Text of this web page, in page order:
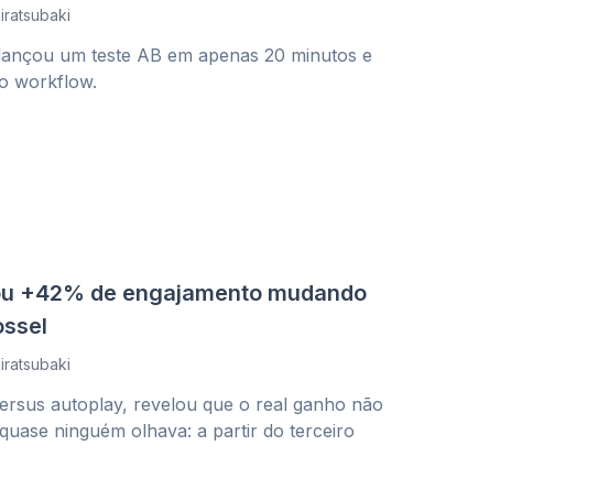
um teste AB em apenas 20 minutos e
workflow.
+42% de engajamento mudando
autoplay, revelou que o real ganho não
ninguém olhava: a partir do terceiro